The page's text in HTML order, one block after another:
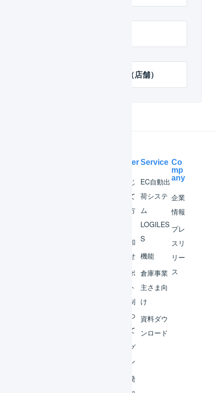
出荷予定日の自動入力（店舗）
Help Center
はじ
めて
の方
お知
らせ
サポ
ート
体制
につ
いて
ログ
イン
開発
Service
EC自動出
荷システ
ム
LOGILES
S
機能
倉庫事業
主さま向
け
資料ダウ
ンロード
Co
mp
any
企業
情報
プレ
スリ
リー
ス